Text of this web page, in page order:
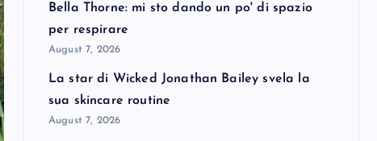
Bella Thorne: mi sto dando un po' di spazio
per respirare
August 7, 2026
La star di Wicked Jonathan Bailey svela la
sua skincare routine
August 7, 2026